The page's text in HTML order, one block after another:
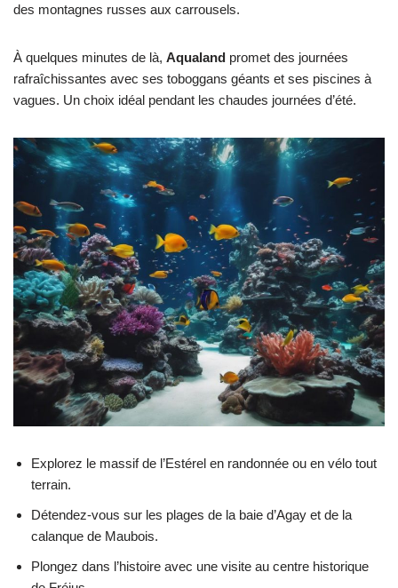
des montagnes russes aux carrousels.
À quelques minutes de là, Aqualand promet des journées
rafraîchissantes avec ses toboggans géants et ses piscines à
vagues. Un choix idéal pendant les chaudes journées d’été.
Explorez le massif de l’Estérel en randonnée ou en vélo tout
terrain.
Détendez-vous sur les plages de la baie d’Agay et de la
calanque de Maubois.
Plongez dans l’histoire avec une visite au centre historique